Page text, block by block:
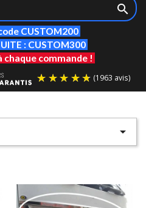

CUSTOM200
: CUSTOM300
chaque commande !
